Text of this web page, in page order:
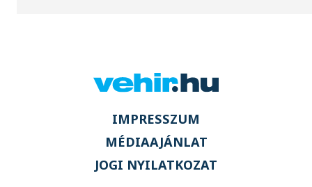
IMPRESSZUM
MÉDIAAJÁNLAT
JOGI NYILATKOZAT